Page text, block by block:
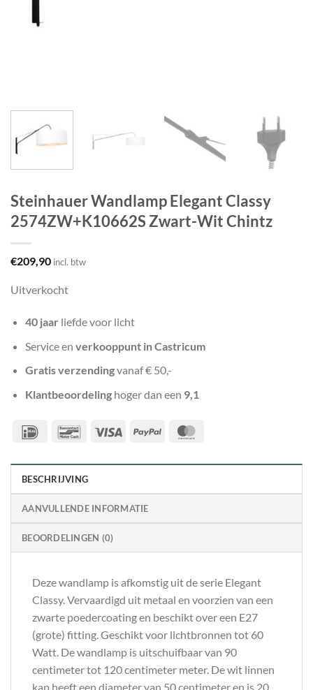
Steinhauer Wandlamp Elegant Classy
2574ZW+K10662S Zwart-Wit Chintz
€209,90 incl. btw
Uitverkocht
40 jaar liefde voor licht
Service en verkooppunt in Castricum
Gratis verzendingvanaf € 50,-
Klantbeoordelinghoger dan een 9,1
IDeal Bancontact
Visa PayPal
BESCHRIJVING
AANVULLENDE INFORMATIE
BEOORDELINGEN (0)
Deze wandlamp is afkomstig uit de serie Elegant
Classy. Vervaardigd uit metaal en voorzien van een
zwarte poedercoating en beschikt over een E27
(grote) fitting. Geschikt voor lichtbronnen tot 60
Watt. De wandlamp is uitschuifbaar van 90
centimeter tot 120 centimeter meter. De wit linnen
kap heeft een diameter van 50 centimeter en is 20